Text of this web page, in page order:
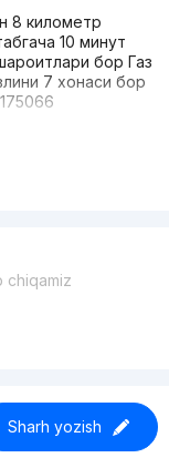
8 километр
10 минут
бор Газ
7 хонаси бор
chiqamiz
Sharh yozish